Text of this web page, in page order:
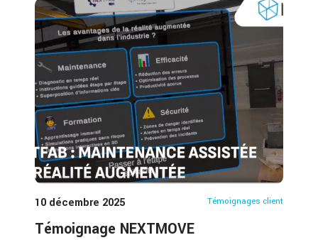
10 décembre 2025 Témoignages client
Témoignage NEXTMOVE